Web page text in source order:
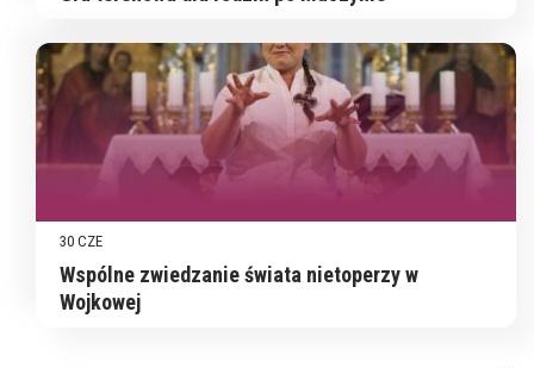
30 CZE
Wspólne zwiedzanie świata nietoperzy w
Wojkowej